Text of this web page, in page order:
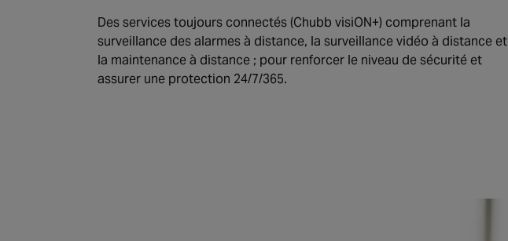
Des services toujours connectés (Chubb visiON+) comprenant la
surveillance des alarmes à distance, la surveillance vidéo à distance et
la maintenance à distance ; pour renforcer le niveau de sécurité et
assurer une protection 24/7/365.